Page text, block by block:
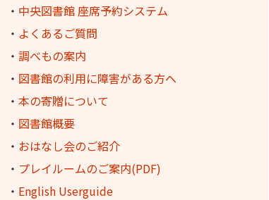
・ 中央図書館 座席予約システム
・ よくあるご質問
・ 調べもの案内
・ 図書館の利用に障害がある方へ
・ 本の寄贈について
・ 図書館概要
・ おはなし会のご紹介
・ プレイルームのご案内(PDF)
・ English Userguide